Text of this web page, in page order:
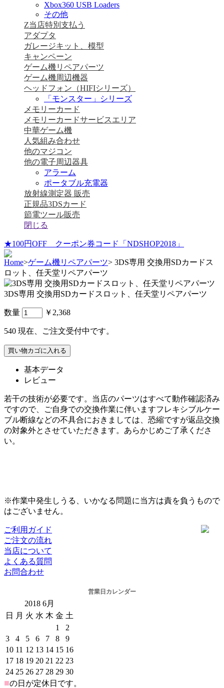
Xbox360 USB Loaders
その他
Z当店特別支払う
アダプタ
ガレージキット、模型
キャンペーン
ゲーム機リペアパーツ
ゲーム機周辺機器
ヘッドフォン（HIFIシリーズ）
「モンスター」シリーズ
メモリーカード
メモリーカードサービスエリア
中華ゲーム機
人気組み合わせ
他のマジコン
他の電子周辺器具
アラーム
ポータブル充電器
放射線測定器 販売
正規品3DSカード
節電ツール販売
閉じる
★100円OFF クーポン券コード「NDSHOP2018」
Home>ゲーム機リペアパーツ> 3DS専用 交換用SDカードス
ロット、任天堂リペアパーツ
3DS専用 交換用SDカードスロット、任天堂リペアパーツ
数量 ￥2,368
540 現在、ご注文受付中です。
基本データ
レビュー
若干の技術が必要です。当店のパーツはすべて動作確認済み
ですので、ご自身での交換作業に伴いますフレキシブルケー
ブル断線などの不具合におきましては、恐縮ですが返品交換
の対象外とさせていただきます。あらかじめご了承くださ
い。
※作業中発生しうる、いかなる問題に当方は責を負うもので
はございません。
ご利用ガイド
ご注文の流れ
当店について
よくある質問
お問合わせ
営業日カレンダー
2018 6月
日
月 火 水 木 金 土
1
2
3
4 5 6 7 8
9
10 11 12 13 14 15 16
17 18 19 20 21 22 23
24 25 26 27 28 29 30
■の日が定休日です。